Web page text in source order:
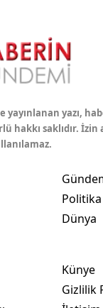
yazı,
hakkı saklıdır. İzin
Politika
Dünya
Künye
Gizlilik